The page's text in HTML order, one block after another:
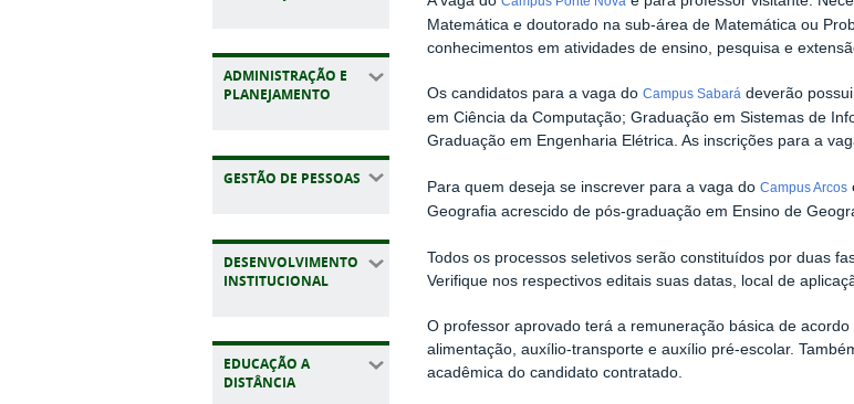
ADMINISTRAÇÃO E
PLANEJAMENTO
GESTÃO DE PESSOAS
DESENVOLVIMENTO
INSTITUCIONAL
EDUCAÇÃO A
DISTÂNCIA
Matemática e doutorado na sub-área de Matemática ou
conhecimentos em atividades de ensino, pesquisa e
Os candidatos para a vaga doCampus Sabará deverão
em Ciência da Computação; Graduação em Sistemas de
Graduação em Engenharia Elétrica. As inscrições para a
Para quem deseja se inscrever para a vaga doCampus Arcos
Geografia acrescido de pós-graduação em Ensino de
Todos os processos seletivos serão constituídos por duas
Verifique nos respectivos editais suas datas, local de
O professor aprovado terá a remuneração básica de
alimentação, auxílio-transporte e auxílio pré-escolar.
acadêmica do candidato contratado.